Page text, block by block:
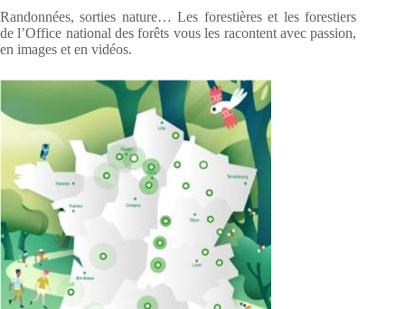
Randonnées, sorties nature… Les forestières et les forestiers
de l’Office national des forêts vous les racontent avec passion,
en images et en vidéos.